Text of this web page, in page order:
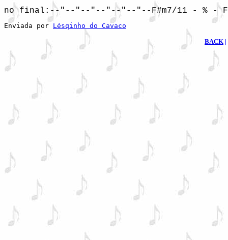
no final:--"--"--"--"--"--"--F#m7/11 - % -
Enviada por Lésqinho do Cavaco
BACK |